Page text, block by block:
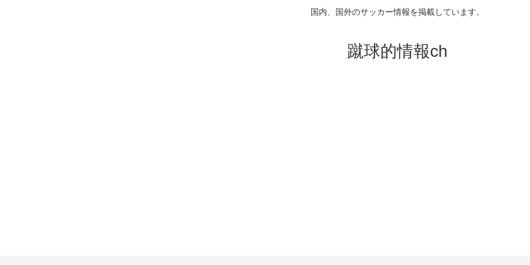
国内、国外のサッカー情報を掲載しています。
蹴球的情報ch